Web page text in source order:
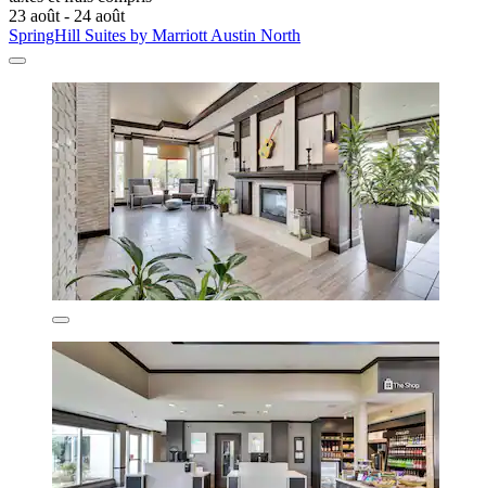
23 août - 24 août
SpringHill Suites by Marriott Austin North